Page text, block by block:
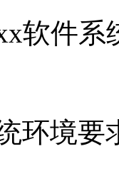
软件系
境要